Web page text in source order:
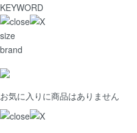
KEYWORD
size
brand
お気に入りに商品はありません